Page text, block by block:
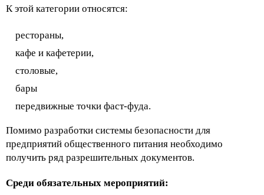
К этой категории относятся:
рестораны,
кафе и кафетерии,
столовые,
бары
передвижные точки фаст-фуда.
Помимо разработки системы безопасности для
предприятий общественного питания необходимо
получить ряд разрешительных документов.
Среди обязательных мероприятий: